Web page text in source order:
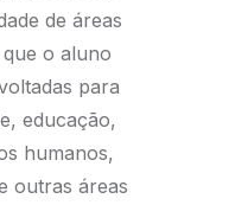
de áreas
o aluno
para
educação,
humanos,
outras áreas